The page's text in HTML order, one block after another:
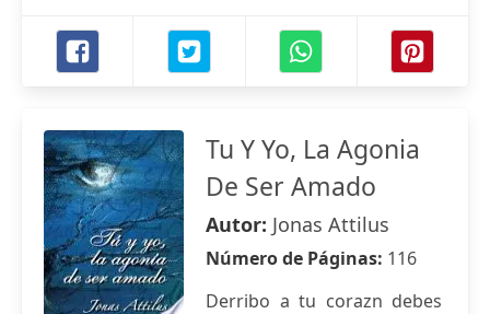
Tu Y Yo, La Agonia
De Ser Amado
Autor: Jonas Attilus
Número de Páginas: 116
Derribo a tu corazn debes